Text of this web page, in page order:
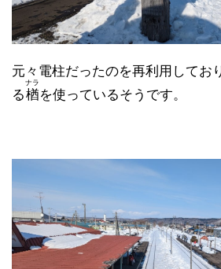
元々電柱だったのを再利用してお
る楢
ナラ
を使っているそうです。